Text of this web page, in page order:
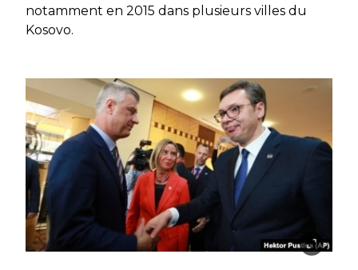
notamment en 2015 dans plusieurs villes du
Kosovo.